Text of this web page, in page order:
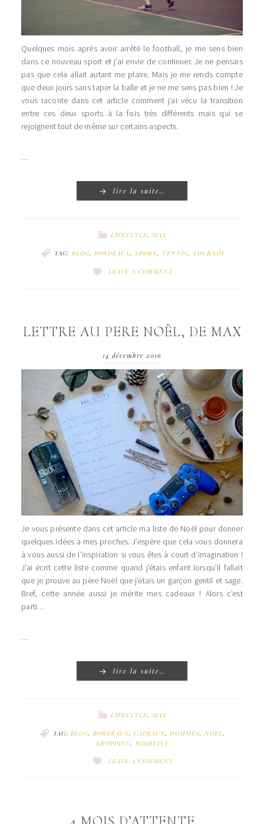
Quelques mois après avoir arrêté le football, je me sens bien
dans ce nouveau sport et j’ai envie de continuer. Je ne pensais
pas que cela allait autant me plaire. Mais je me rends compte
que deux jours sans taper la balle et je ne me sens pas bien ! Je
vous raconte dans cet article comment j’ai vécu la transition
entre ces deux sports à la fois très différents mais qui se
rejoignent tout de même sur certains aspects.
…
lire la suite…
LIFESTYLE, MAX
TAG: BLOG, BORDEAUX, SPORT, TENNIS, TOURNOI
LEAVE A COMMENT
LETTRE AU PERE NOËL, DE MAX
14 décembre 2016
Je vous présente dans cet article ma liste de Noël pour donner
quelques idées à mes proches. J’espère que cela vous donnera
à vous aussi de l’inspiration si vous êtes à court d’imagination !
J’ai écrit cette liste comme quand j’étais enfant lorsqu’il fallait
que je prouve au père Noël que j’étais un garçon gentil et sage.
Bref, cette année aussi je mérite mes cadeaux ! Alors c’est
parti…
…
lire la suite…
LIFESTYLE, MAX
TAG: BLOG, BORDEAUX, CADEAUX, HOMMES,NOEL,
SHOPPING, WISHLIST
LEAVE A COMMENT